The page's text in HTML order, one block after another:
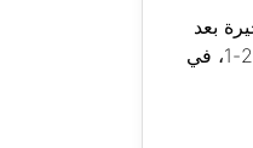
بعد
فوزه على العهد في الوقت الإضافي 2-1، في